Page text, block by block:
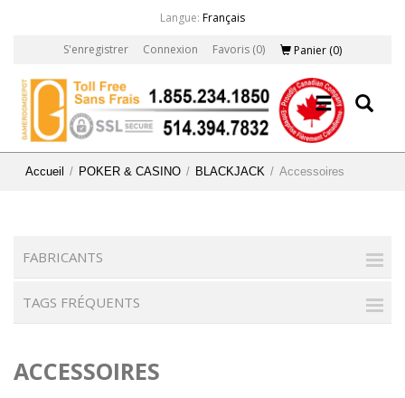
Langue: Français
S'enregistrer Connexion Favoris (0) Panier (0)
Accueil / POKER & CASINO / BLACKJACK / Accessoires
FABRICANTS
TAGS FRÉQUENTS
ACCESSOIRES